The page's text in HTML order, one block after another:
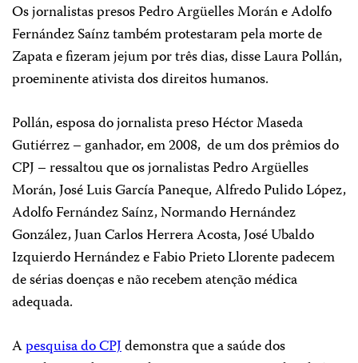
Os jornalistas presos PedroArgüelles Morán e Adolfo
Fernández Saínz também protestaram pela morte de
Zapata e fizeram jejum por três dias, disse Laura Pollán,
proeminente ativista dos direitos humanos.
Pollán, esposa do jornalista preso Héctor Maseda
Gutiérrez – ganhador, em 2008, de um dos prêmios do
CPJ – ressaltou que os jornalistas Pedro Argüelles
Morán, José Luis García Paneque, Alfredo Pulido López,
Adolfo Fernández Saínz, Normando Hernández
González, Juan Carlos Herrera Acosta, José Ubaldo
Izquierdo Hernández e Fabio Prieto Llorente padecem
de sérias doenças e não recebem atenção médica
adequada.
Apesquisa do CPJdemonstra que a saúde dos